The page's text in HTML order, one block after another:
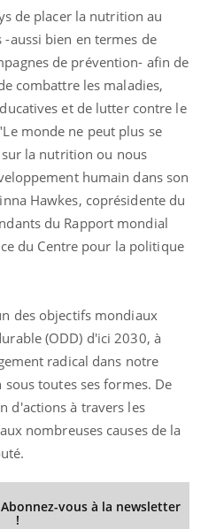
de placer la nutrition au
aussi bien en termes de
de prévention- afin de
combattre les maladies,
et de lutter contre le
monde ne peut plus se
la nutrition ou nous
humain dans son
Hawkes, coprésidente du
du Rapport mondial
du Centre pour la politique
des objectifs mondiaux
(ODD) d'ici 2030, à
radical dans notre
toutes ses formes. De
d'actions à travers les
nombreuses causes de la
vous à la newsletter
!